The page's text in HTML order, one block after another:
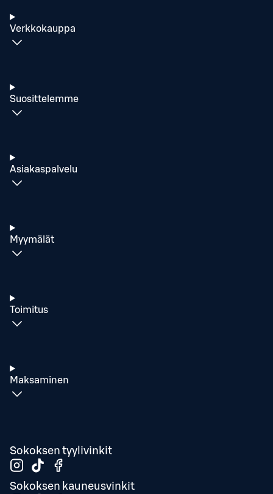
Verkkokauppa
Suosittelemme
Asiakaspalvelu
Myymälät
Toimitus
Maksaminen
Sokoksen tyylivinkit
Sokoksen kauneusvinkit